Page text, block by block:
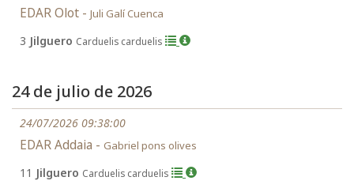
EDAR Olot - Juli Galí Cuenca
3 Jilguero Carduelis carduelis
24 de julio de 2026
24/07/2026 09:38:00
EDAR Addaia - Gabriel pons olives
11 Jilguero Carduelis carduelis